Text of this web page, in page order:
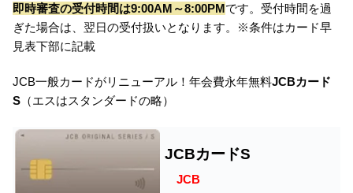
即時審査の受付時間は9:00AM～8:00PMです。受付時間を過
ぎた場合は、翌日の受付扱いとなります。※条件はカード早
見表下部に記載
JCB一般カードがリニューアル！年会費永年無料JCBカード
S （エスはスタンダードの略）
JCBカードS
JCB